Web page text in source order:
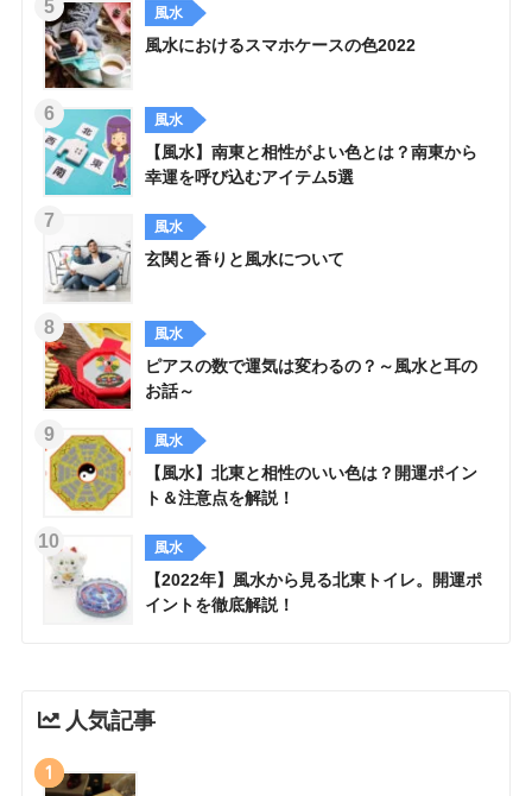
風水
風水におけるスマホケースの色2022
風水
【風水】南東と相性がよい色とは？南東から
幸運を呼び込むアイテム5選
風水
玄関と香りと風水について
風水
ピアスの数で運気は変わるの？～風水と耳の
お話～
風水
【風水】北東と相性のいい色は？開運ポイン
ト＆注意点を解説！
風水
【2022年】風水から見る北東トイレ。開運ポ
イントを徹底解説！
人気記事
1